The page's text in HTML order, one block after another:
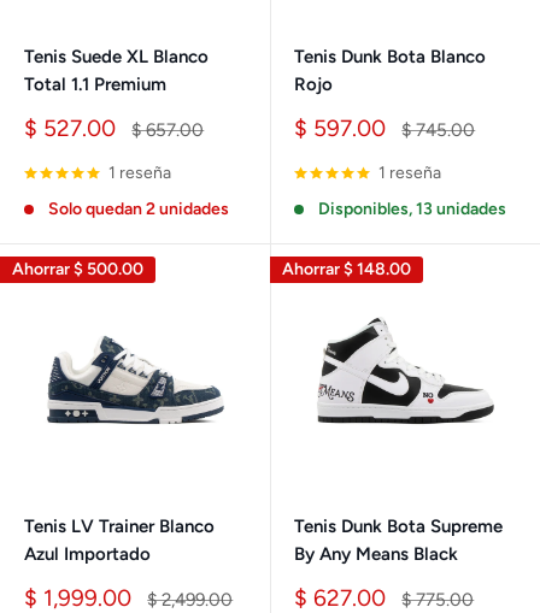
Tenis Suede XL Blanco
Total 1.1 Premium
Precio
venta
$ 527.00
Precio
$ 657.00
1 reseña
Solo quedan 2 unidades
Tenis Dunk Bota Blanco
Rojo
Precio
venta
$ 597.00
Precio
$ 745.00
1 reseña
Disponibles, 13 unidades
Ahorrar$ 500.00
Tenis LV Trainer Blanco
Azul Importado
Precio
$ 1,999.00
Precio
$ 2,499.00
Ahorrar$ 148.00
Tenis Dunk Bota Supreme
By Any Means Black
Precio
$ 627.00
Precio
$ 775.00